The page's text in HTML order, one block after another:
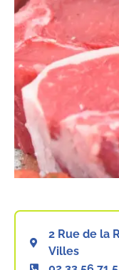
2 Rue de la
Villes